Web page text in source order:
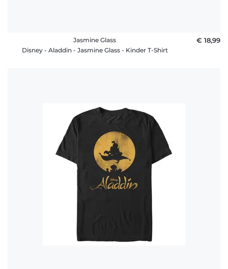
Jasmine Glass
Disney - Aladdin - Jasmine Glass - Kinder T-Shirt
€ 18,99